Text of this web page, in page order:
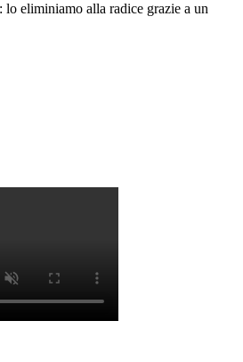
eliminiamo alla radice grazie a un